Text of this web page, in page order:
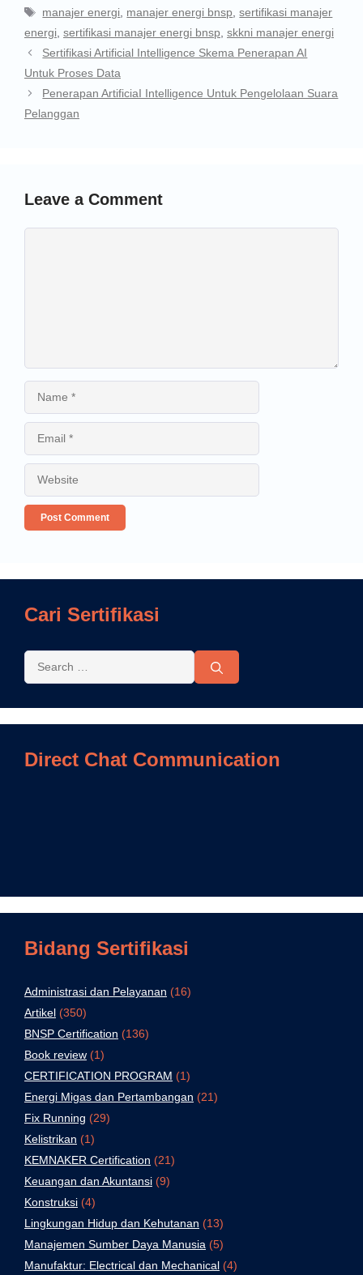
manajer energi, manajer energi bnsp,sertifikasi manajer
energi, sertifikasi manajer energi bnsp, skkni manajer energi
Sertifikasi Artificial Intelligence Skema Penerapan AI
Untuk Proses Data
Penerapan ArtificiaI Intelligence Untuk Pengelolaan Suara
Pelanggan
Leave a Comment
Cari Sertifikasi
Direct Chat Communication
Bidang Sertifikasi
Administrasi dan Pelayanan (16)
Artikel (350)
BNSP Certification (136)
Book review (1)
CERTIFICATION PROGRAM (1)
Energi Migas dan Pertambangan (21)
Fix Running (29)
Kelistrikan (1)
KEMNAKER Certification (21)
Keuangan dan Akuntansi (9)
Konstruksi (4)
Lingkungan Hidup dan Kehutanan (13)
Manajemen Sumber Daya Manusia (5)
Manufaktur: Electrical dan Mechanical (4)